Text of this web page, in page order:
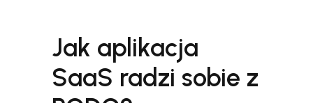
Jak aplikacja
SaaS radzi sobie z